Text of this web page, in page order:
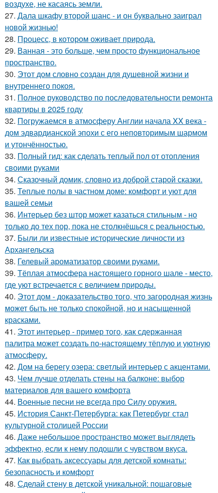
воздухе, не касаясь земли.
27. Дала шкафу второй шанс - и он буквально заиграл
новой жизнью!
28. Процесс, в котором оживает природа.
29. Ванная - это больше, чем просто функциональное
пространство.
30. Этот дом словно создан для душевной жизни и
внутреннего покоя.
31. Полное руководство по последовательности ремонта
квартиры в 2025 году
32. Погружаемся в атмосферу Англии начала XX века -
дом эдвардианской эпохи с его неповторимым шармом
и утончённостью.
33. Полный гид: как сделать теплый пол от отопления
своими руками
34. Сказочный домик, словно из доброй старой сказки.
35. Теплые полы в частном доме: комфорт и уют для
вашей семьи
36. Интерьер без штор может казаться стильным - но
только до тех пор, пока не столкнёшься с реальностью.
37. Были ли известные исторические личности из
Архангельска
38. Гелевый ароматизатор своими руками.
39. Тёплая атмосфера настоящего горного шале - место,
где уют встречается с величием природы.
40. Этот дом - доказательство того, что загородная жизнь
может быть не только спокойной, но и насыщенной
красками.
41. Этот интерьер - пример того, как сдержанная
палитра может создать по-настоящему тёплую и уютную
атмосферу.
42. Дом на берегу озера: светлый интерьер с акцентами.
43. Чем лучше отделать стены на балконе: выбор
материалов для вашего комфорта
44. Военные песни не всегда про Силу оружия.
45. История Санкт-Петербурга: как Петербург стал
культурной столицей России
46. Даже небольшое пространство может выглядеть
эффектно, если к нему подошли с чувством вкуса.
47. Как выбрать аксессуары для детской комнаты:
безопасность и комфорт
48. Сделай стену в детской уникальной: пошаговые